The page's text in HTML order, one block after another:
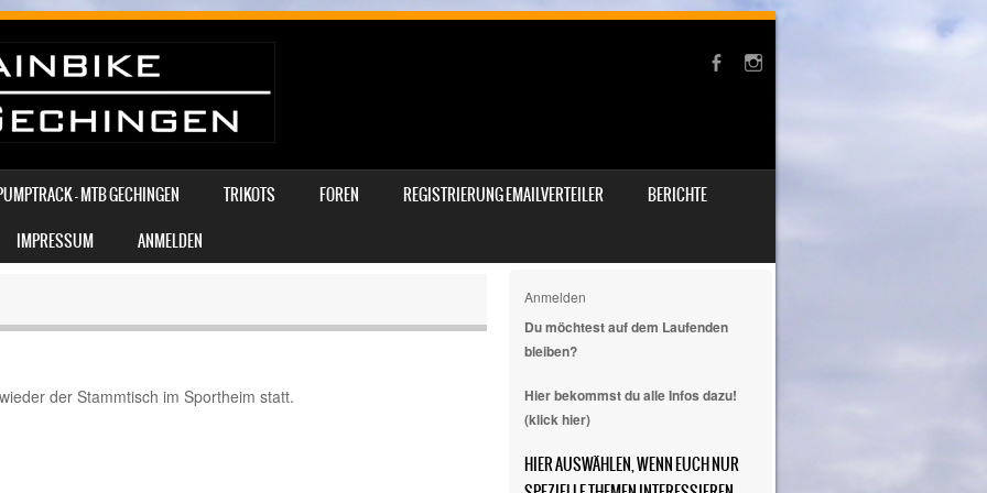
– MTB GECHINGEN TRIKOTS FOREN REGISTRIERUNG EMAILVERTEILER
BERICHTE
IMPRESSUM ANMELDEN
der Stammtisch im Sportheim statt.
Anmelden
Du möchtest auf dem Laufenden
bleiben?
Hier bekommst du alle Infos dazu!
(klick hier)
HIER AUSWÄHLEN, WENN EUCH NUR